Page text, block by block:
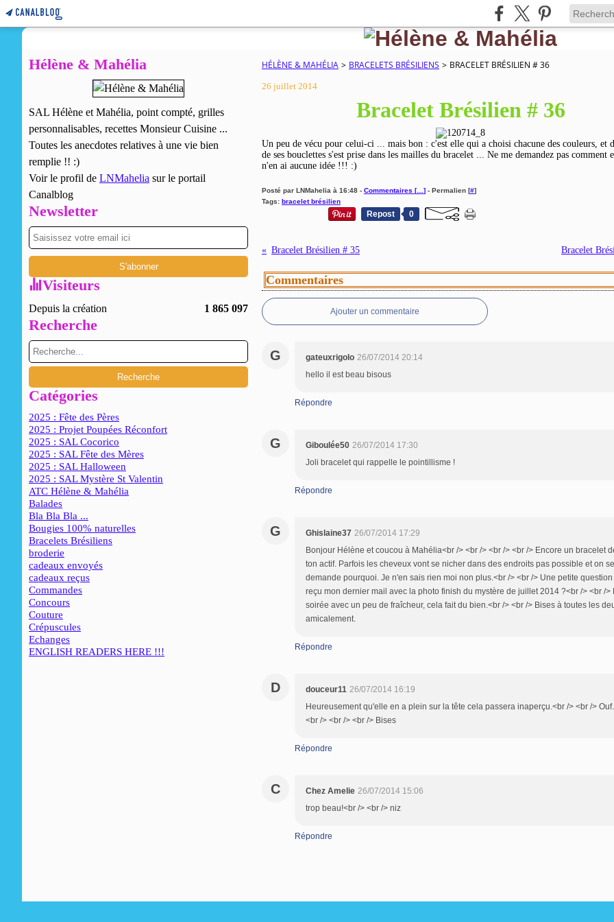
Hélène & Mahélia
SAL Hélène et Mahélia, point compté, grilles
personnalisables, recettes Monsieur Cuisine ...
Toutes les anecdotes relatives à une vie bien
remplie !! :)
Voir le profil de LNMahelia sur le portail
Canalblog
Newsletter
Visiteurs
Depuis la création 1 865 097
Recherche
Catégories
2025 : Fête des Pères
2025 : Projet Poupées Réconfort
2025 : SAL Cocorico
2025 : SAL Fête des Mères
2025 : SAL Halloween
2025 : SAL Mystère St Valentin
ATC Hélène & Mahélia
Balades
Bla Bla Bla ...
Bougies 100% naturelles
Bracelets Brésiliens
broderie
cadeaux envoyés
cadeaux reçus
Commandes
Concours
Couture
Crépuscules
Echanges
ENGLISH READERS HERE !!!
HÉLÈNE & MAHÉLIA > BRACELETS BRÉSILIENS > BRACELET BRÉSILIEN # 36
26 juillet 2014
Bracelet Brésilien # 36
Un peu de vécu pour celui-ci ... mais bon : c'est elle qui a choisi chacune des couleurs, et
de ses bouclettes s'est prise dans les mailles du bracelet ... Ne me demandez pas comment
n'en ai aucune idée !!! :)
Posté par LNMahelia à 16:48 - Commentaires [… ] - Permalien [#]
Tags: bracelet brésilien
Repost 0
Bracelet Brésilien # 35 Bracelet
Commentaires
Ajouter un commentaire
G gateuxrigolo 26/07/2014 20:14
hello il est beau bisous
Répondre
G Giboulée50 26/07/2014 17:30
Joli bracelet qui rappelle le pointillisme !
Répondre
G Ghislaine37 26/07/2014 17:29
Bonjour Hélène et coucou à Mahélia<br /> <br /> <br /> <br /> Encore un bracelet
ton actif. Parfois les cheveux vont se nicher dans des endroits pas possible et on se
demande pourquoi. Je n'en sais rien moi non plus.<br /> <br /> Une petite question
reçu mon dernier mail avec la photo finish du mystère de juillet 2014 ?<br /> <br />
soirée avec un peu de fraîcheur, cela fait du bien.<br /> <br /> Bises à toutes les
amicalement.
Répondre
D douceur11 26/07/2014 16:19
Heureusement qu'elle en a plein sur la tête cela passera inaperçu.<br /> <br />
<br /> <br /> <br /> Bises
Répondre
C Chez Amelie 26/07/2014 15:06
trop beau!<br /> <br /> niz
Répondre